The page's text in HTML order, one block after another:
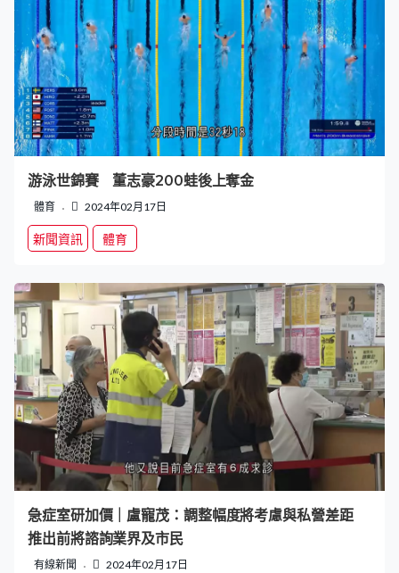
游泳世錦賽 董志豪200蛙後上奪金
體育 2024年02月17日
新聞資訊 體育
急症室研加價｜盧寵茂：調整幅度將考慮與私營差距
推出前將諮詢業界及市民
有線新聞 2024年02月17日